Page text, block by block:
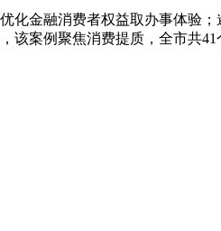
金融消费者权益取办事体验；
该案例聚焦消费提质，全市共